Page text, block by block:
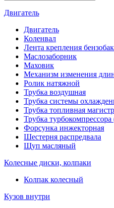
Двигатель
Двигатель
Коленвал
Лента крепления
Маслозаборник
Маховик
Механизм изменения
Ролик натяжной
Трубка воздушная
Трубка системы
Трубка топливная
Трубка
Форсунка инжекторная
Шестерня распредвала
Щуп масляный
Колесные диски, колпаки
Колпак колесный
Кузов внутри